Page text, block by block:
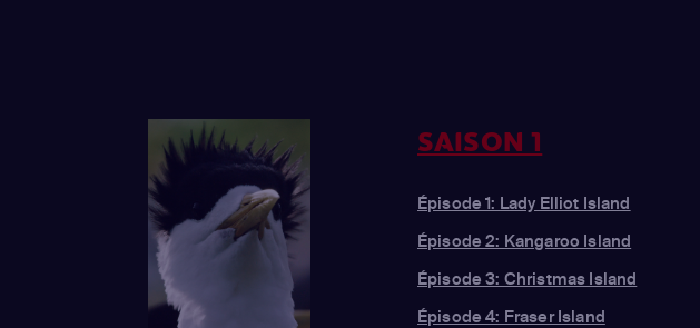
SAISON 1
Épisode 1: Lady Elliot Island
Épisode 2: Kangaroo Island
Épisode 3: Christmas Island
Épisode 4: Fraser Island